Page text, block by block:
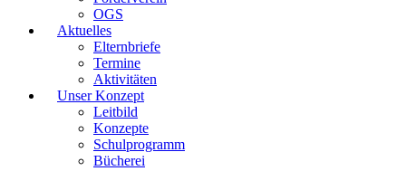
OGS
Aktuelles
Elternbriefe
Termine
Aktivitäten
Unser Konzept
Leitbild
Konzepte
Schulprogramm
Bücherei